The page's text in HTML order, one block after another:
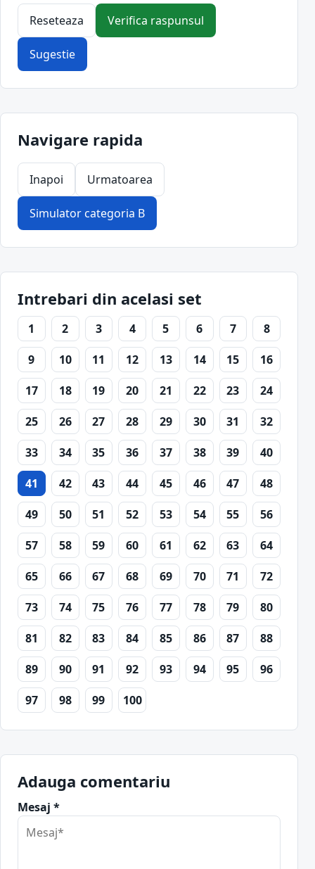
Reseteaza Verifica raspunsul
Sugestie
Navigare rapida
Inapoi Urmatoarea
Simulator categoria B
Intrebari din acelasi set
1 2 3 4 5 6 7
8
9
10 11 12 13 14 15
16
17
18 19 20 21 22 23
24
25
26 27 28 29 30 31
32
33
34 35 36 37 38 39
40
41
42 43 44 45 46 47
48
49
50 51 52 53 54 55
56
57
58 59 60 61 62 63
64
65
66 67 68 69 70 71
72
73
74 75 76 77 78 79
80
81
82 83 84 85 86 87
88
89
90 91 92 93 94 95
96
97
98 99 100
Adauga comentariu
Mesaj *